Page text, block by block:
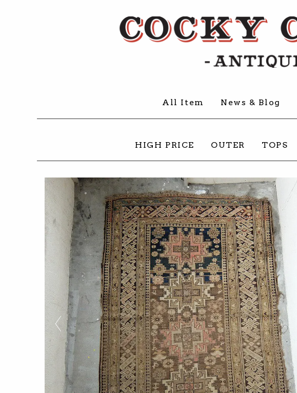
All Item News & Blog
HIGH PRICE OUTER TOPS